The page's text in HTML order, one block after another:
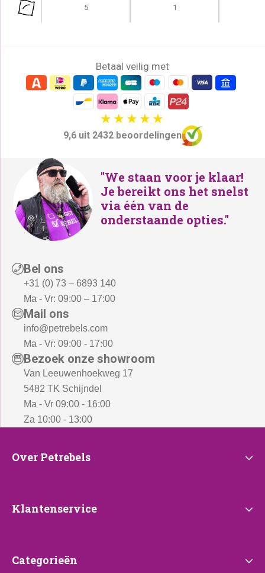
5 1
Betaal veilig met
9,6 uit 2432 beoordelingen
"We staan voor je klaar!
Je bereikt ons het snelst
via één van de
onderstaande opties."
Bel ons
+31 (0) 73 – 6893 140
Ma - Vr: 09:00 – 17:00
Mail ons
info@petrebels.com
Ma - Vr: 09:00 - 17:00
Bezoek onze showroom
Van Leeuwenhoekweg 17
5482 TK Schijndel
Ma - Vr 09:00 - 16:00
Za 10:00 - 13:00
Over
Over Petrebels
Klantenservice
Klantenservice
Categorieën
Categorieën